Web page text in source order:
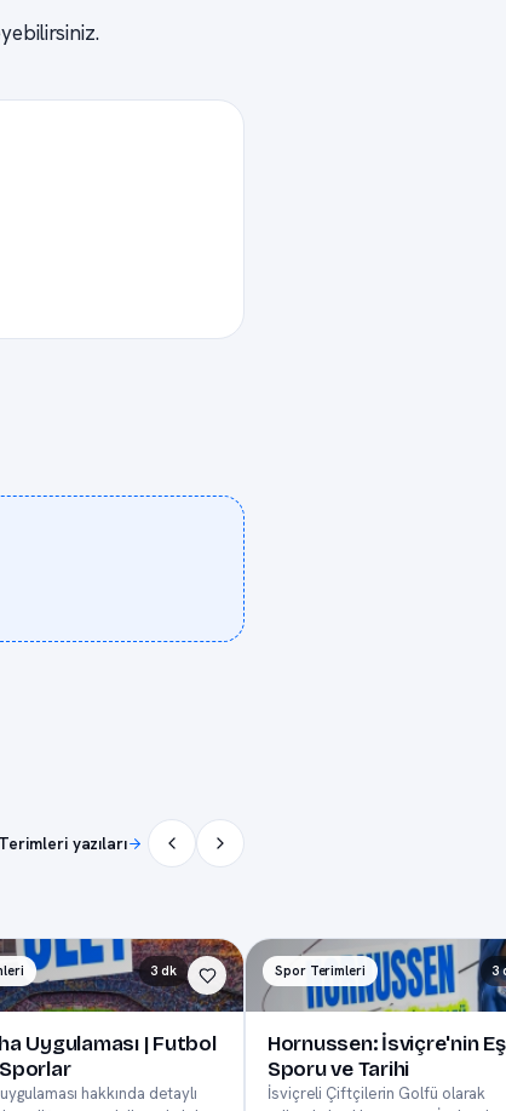
yazıları
3 dk
Uygulaması | Futbol
hakkında detaylı
Spor Terimleri 3
Hornussen: İsviçre'nin
Sporu ve Tarihi
İsviçreli Çiftçilerin Golfü olarak